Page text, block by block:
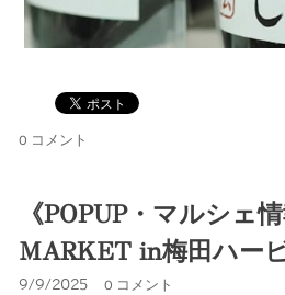
0 コメント
《POPUP・マルシェ
MARKET in梅田ハー
9/9/2025 0 コメント